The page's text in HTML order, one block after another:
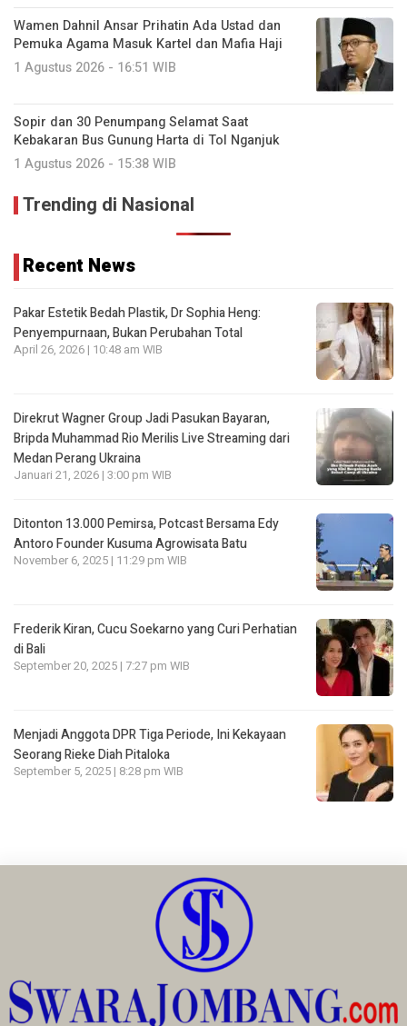
Wamen Dahnil Ansar Prihatin Ada Ustad dan
Pemuka Agama Masuk Kartel dan Mafia Haji
1 Agustus 2026 - 16:51 WIB
Sopir dan 30 Penumpang Selamat Saat
Kebakaran Bus Gunung Harta di Tol Nganjuk
1 Agustus 2026 - 15:38 WIB
Trending di Nasional
Recent News
Pakar Estetik Bedah Plastik, Dr Sophia Heng:
Penyempurnaan, Bukan Perubahan Total
April 26, 2026 | 10:48 am WIB
Direkrut Wagner Group Jadi Pasukan Bayaran,
Bripda Muhammad Rio Merilis Live Streaming dari
Medan Perang Ukraina
Januari 21, 2026 | 3:00 pm WIB
Ditonton 13.000 Pemirsa, Potcast Bersama Edy
Antoro Founder Kusuma Agrowisata Batu
November 6, 2025 | 11:29 pm WIB
Frederik Kiran, Cucu Soekarno yang Curi Perhatian
di Bali
September 20, 2025 | 7:27 pm WIB
Menjadi Anggota DPR Tiga Periode, Ini Kekayaan
Seorang Rieke Diah Pitaloka
September 5, 2025 | 8:28 pm WIB